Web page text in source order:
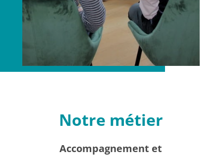
Notre métier
Accompagnement et